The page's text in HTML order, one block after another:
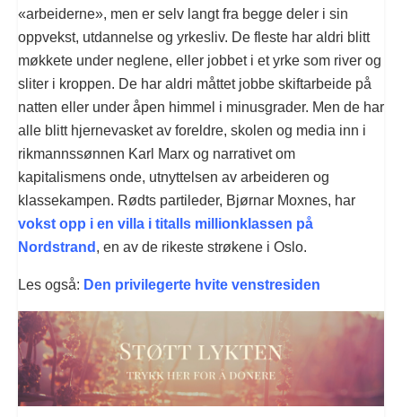
«arbeiderne», men er selv langt fra begge deler i sin
oppvekst, utdannelse og yrkesliv. De fleste har aldri blitt
møkkete under neglene, eller jobbet i et yrke som river og
sliter i kroppen. De har aldri måttet jobbe skiftarbeide på
natten eller under åpen himmel i minusgrader. Men de har
alle blitt hjernevasket av foreldre, skolen og media inn i
rikmannssønnen Karl Marx og narrativet om
kapitalismens onde, utnyttelsen av arbeideren og
klassekampen. Rødts partileder, Bjørnar Moxnes, har
vokst opp i en villa i titalls millionklassen på
Nordstrand , en av de rikeste strøkene i Oslo.
Les også: Den privilegerte hvite venstresiden